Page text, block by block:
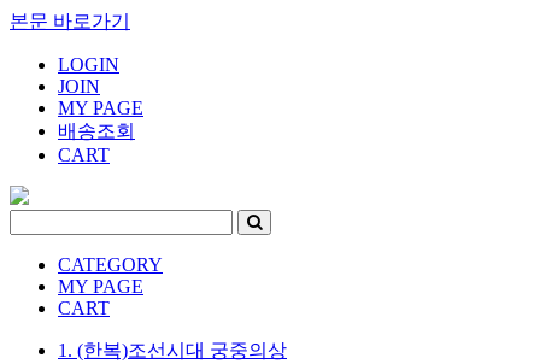
본문 바로가기
LOGIN
JOIN
MY PAGE
배송조회
CART
CATEGORY
MY PAGE
CART
1. (한복)조선시대 궁중의상